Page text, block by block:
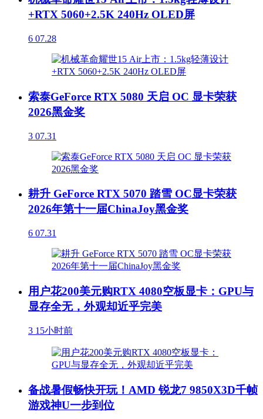
+RTX 5060+2.5K 240Hz OLED屏
6 07.28
索泰GeForce RTX 5080 天启 OC 显卡荣获
2026黑金奖
3 07.31
耕升 GeForce RTX 5070 踏雪 OC显卡荣获
2026年第十一届ChinaJoy黑金奖
6 07.31
用户花200美元购RTX 4080空板显卡：GPU与
显存全无，外观却近乎完美
3 15小时前
备战暑假畅快开玩！AMD 锐龙7 9850X3D千帧
游戏神U一步到位